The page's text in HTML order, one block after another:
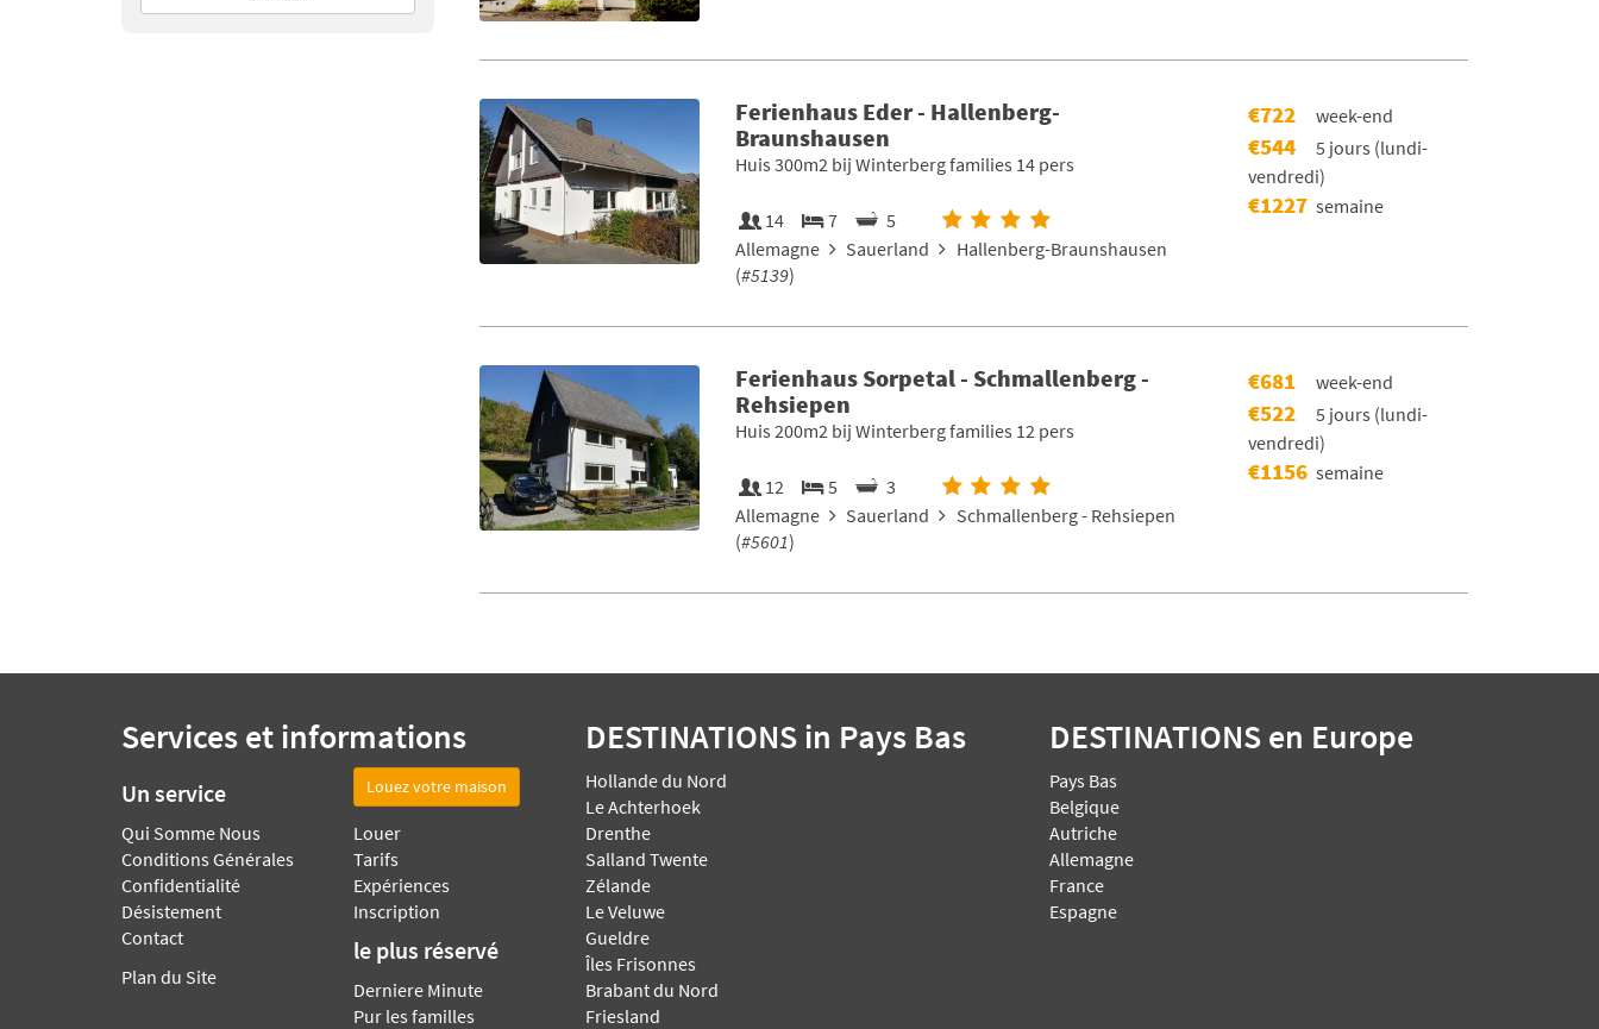
Ferienhaus Eder - Hallenberg-
Braunshausen
Huis 300m2 bij Winterberg families 14 pers
14 7
5
Allemagne
Sauerland
Hallenberg-Braunshausen
(#5139)
€722 week-end
€544
5 jours (lundi-
vendredi)
€1227 semaine
Ferienhaus Sorpetal - Schmallenberg -
Rehsiepen
Huis 200m2 bij Winterberg families 12 pers
12 5
3
Allemagne
Sauerland
Schmallenberg - Rehsiepen
(#5601)
€681 week-end
€522
5 jours (lundi-
vendredi)
€1156 semaine
Services et informations
Un service
Qui Somme Nous
Conditions Générales
Confidentialité
Désistement
Contact
Plan du Site
Louez votre maison
Louer
Tarifs
Expériences
Inscription
le plus réservé
Derniere Minute
Pur les familles
DESTINATIONSin Pays Bas
Hollande du Nord
Le Achterhoek
Drenthe
Salland Twente
Zélande
Le Veluwe
Gueldre
Îles Frisonnes
Brabant du Nord
Friesland
DESTINATIONSen Europe
Pays Bas
Belgique
Autriche
Allemagne
France
Espagne